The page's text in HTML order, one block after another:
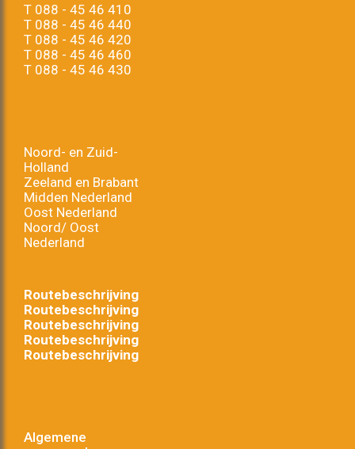
T 088 - 45 46 410
T 088 - 45 46 440
T 088 - 45 46 420
T 088 - 45 46 460
T 088 - 45 46 430
Noord- en Zuid-
Holland
Zeeland en Brabant
Midden Nederland
Oost Nederland
Noord/ Oost
Nederland
Routebeschrijving
Routebeschrijving
Routebeschrijving
Routebeschrijving
Routebeschrijving
Algemene